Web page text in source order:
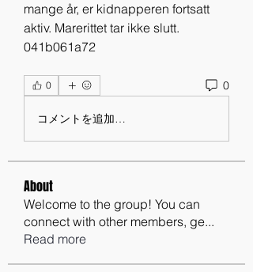
mange år, er kidnapperen fortsatt
aktiv. Marerittet tar ikke slutt.
041b061a72
0 0
コメントを追加…
About
Welcome to the group! You can
connect with other members, ge...
Read more